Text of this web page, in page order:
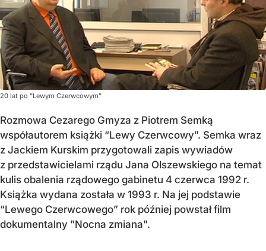
20 lat po "Lewym Czerwcowym"
Rozmowa Cezarego Gmyza z Piotrem Semką
współautorem książki “Lewy Czerwcowy”. Semka wraz
z Jackiem Kurskim przygotowali zapis wywiadów
z przedstawicielami rządu Jana Olszewskiego na temat
kulis obalenia rządowego gabinetu 4 czerwca 1992 r.
Książka wydana została w 1993 r. Na jej podstawie
“Lewego Czerwcowego” rok później powstał film
dokumentalny "Nocna zmiana".